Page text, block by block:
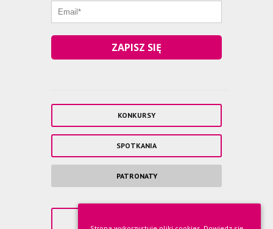
ZAPISZ SIĘ
KONKURSY
SPOTKANIA
PATRONATY